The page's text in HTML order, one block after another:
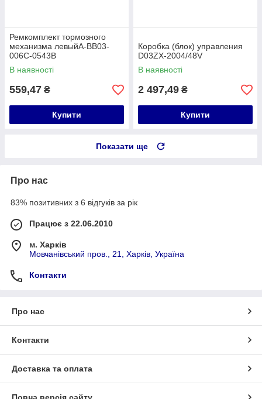
Ремкомплект тормозного
механизма левыйA-BB03-
006C-0543B
В наявності
559,47 ₴
Купити
Коробка (блок) управления
D03ZX-2004/48V
В наявності
2 497,49 ₴
Купити
Показати ще
Про нас
83% позитивних з 6 відгуків за рік
Працює з 22.06.2010
м. Харків
Мовчанівський пров., 21, Харків, Україна
Контакти
Про нас
Контакти
Доставка та оплата